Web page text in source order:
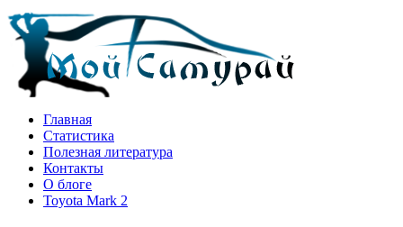
Главная
Статистика
Полезная литература
Контакты
О блоге
Toyota Mark 2